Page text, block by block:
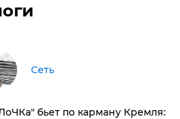
Сеть
бьет по карману Кремля: